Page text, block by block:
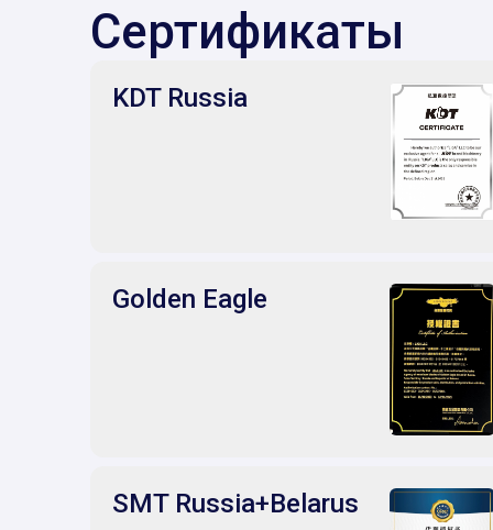
Сертификаты
KDT Russia
Golden Eagle
SMT Russia+Belarus